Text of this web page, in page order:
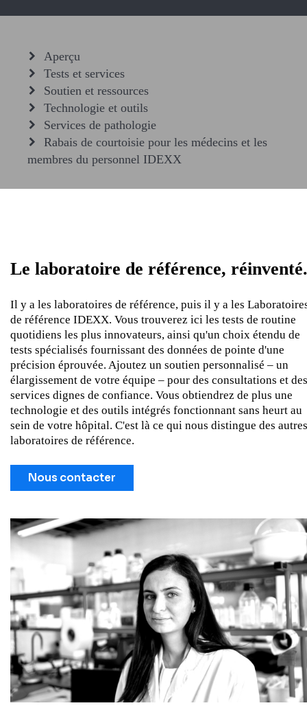
Aperçu
Tests et services
Soutien et ressources
Technologie et outils
Services de pathologie
Rabais de courtoisie pour les médecins et les
membres du personnel IDEXX
Le laboratoire de référence, réinventé.
Il y a les laboratoires de référence, puis il y a les
de référence IDEXX. Vous trouverez ici les tests de routine
quotidiens les plus innovateurs, ainsi qu'un choix étendu de
tests spécialisés fournissant des données de pointe d'une
précision éprouvée. Ajoutez un soutien personnalisé – un
élargissement de votre équipe – pour des consultations et des
services dignes de confiance. Vous obtiendrez de plus une
technologie et des outils intégrés fonctionnant sans heurt au
sein de votre hôpital. C'est là ce qui nous distingue des autres
laboratoires de référence.
Nous contacter